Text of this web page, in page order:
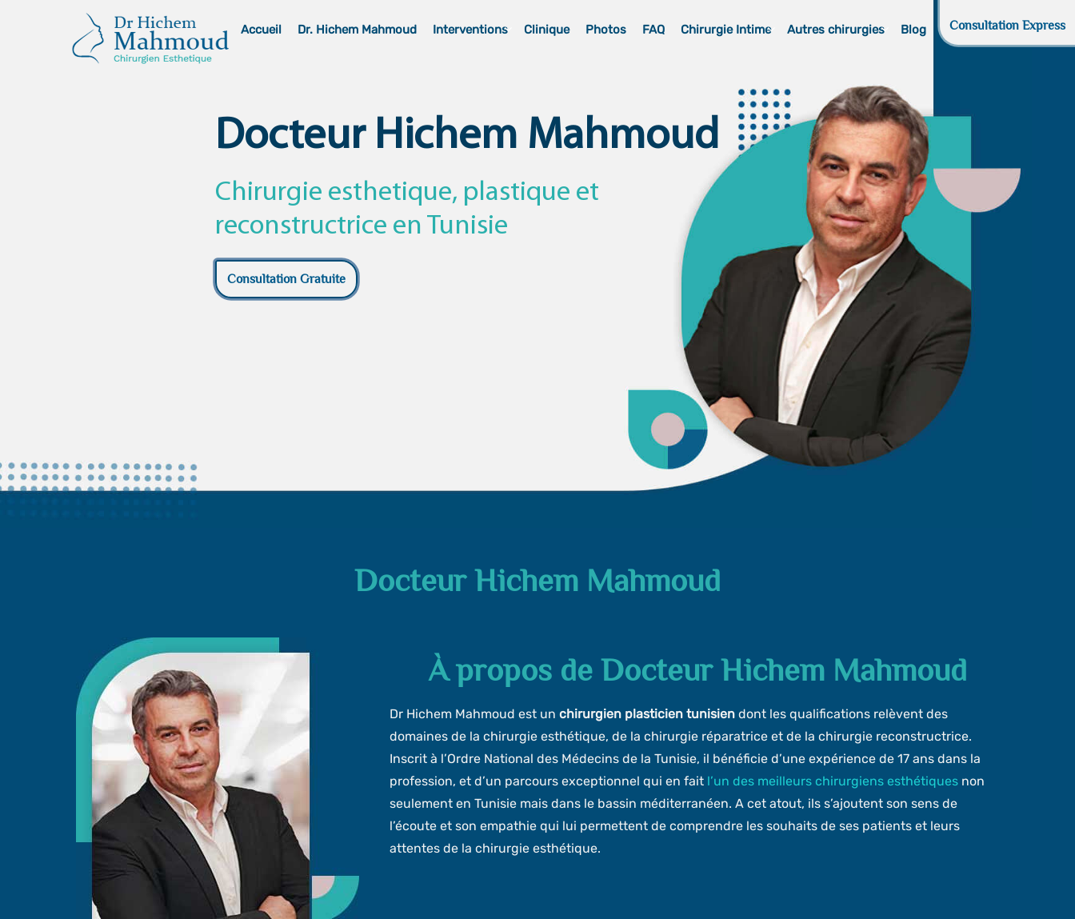
Accueil Dr. Hichem Mahmoud Interventions Clinique Photos FAQ Chirurgie Intime Autres chirurgies Blog Consultation Express
Docteur Hichem Mahmoud
Chirurgie esthetique, plastique et
reconstructrice en Tunisie
Consultation Gratuite
Docteur Hichem Mahmoud
À propos de Docteur Hichem Mahmoud
Dr Hichem Mahmoud est un chirurgien plasticien tunisien dont les qualifications relèvent des
domaines de la chirurgie esthétique, de la chirurgie réparatrice et de la chirurgie reconstructrice.
Inscrit à l’Ordre National des Médecins de la Tunisie, il bénéficie d’une expérience de 17 ans dans la
profession, et d’un parcours exceptionnel qui en fait l’un des meilleurs chirurgiens esthétiques non
seulement en Tunisie mais dans le bassin méditerranéen. A cet atout, ils s’ajoutent son sens de
l’écoute et son empathie qui lui permettent de comprendre les souhaits de ses patients et leurs
attentes de la chirurgie esthétique.